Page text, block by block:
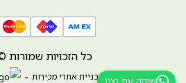
בניית אתרי מכירות
כל הזכויות שמורות ©